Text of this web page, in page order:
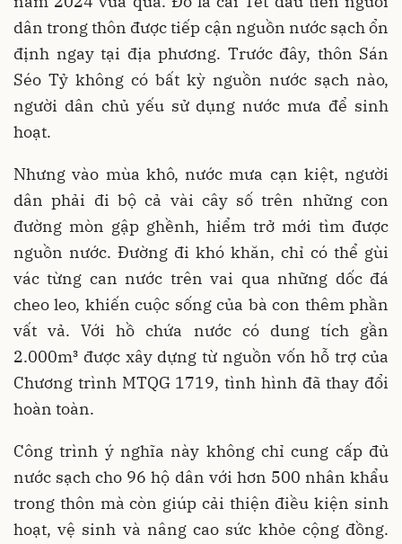
dân trong thôn được tiếp cận nguồn nước sạch ổn
định ngay tại địa phương. Trước đây, thôn Sán
Séo Tỷ không có bất kỳ nguồn nước sạch nào,
người dân chủ yếu sử dụng nước mưa để sinh
hoạt.
Nhưng vào mùa khô, nước mưa cạn kiệt, người
dân phải đi bộ cả vài cây số trên những con
đường mòn gập ghềnh, hiểm trở mới tìm được
nguồn nước. Đường đi khó khăn, chỉ có thể gùi
vác từng can nước trên vai qua những dốc đá
cheo leo, khiến cuộc sống của bà con thêm phần
vất vả. Với hồ chứa nước có dung tích gần
2.000m³ được xây dựng từ nguồn vốn hỗ trợ của
Chương trình MTQG 1719, tình hình đã thay đổi
hoàn toàn.
Công trình ý nghĩa này không chỉ cung cấp đủ
nước sạch cho 96 hộ dân với hơn 500 nhân khẩu
trong thôn mà còn giúp cải thiện điều kiện sinh
hoạt, vệ sinh và nâng cao sức khỏe cộng đồng.